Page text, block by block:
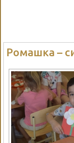
Ромашка –